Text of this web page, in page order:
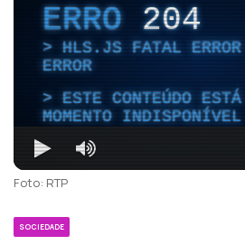
ERRO204
HLS.JS FATAL
ERROR
ESTE CONTEÚDO
MOMENTO INDISPONÍVEL
Foto: RTP
SOCIEDADE